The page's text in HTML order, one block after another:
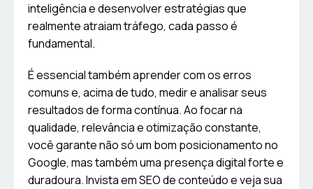
inteligência e desenvolver estratégias que
realmente atraiam tráfego, cada passo é
fundamental.
É essencial também aprender com os erros
comuns e, acima de tudo, medir e analisar seus
resultados de forma contínua. Ao focar na
qualidade, relevância e otimização constante,
você garante não só um bom posicionamento no
Google, mas também uma presença digital forte e
duradoura. Invista em SEO de conteúdo e veja sua